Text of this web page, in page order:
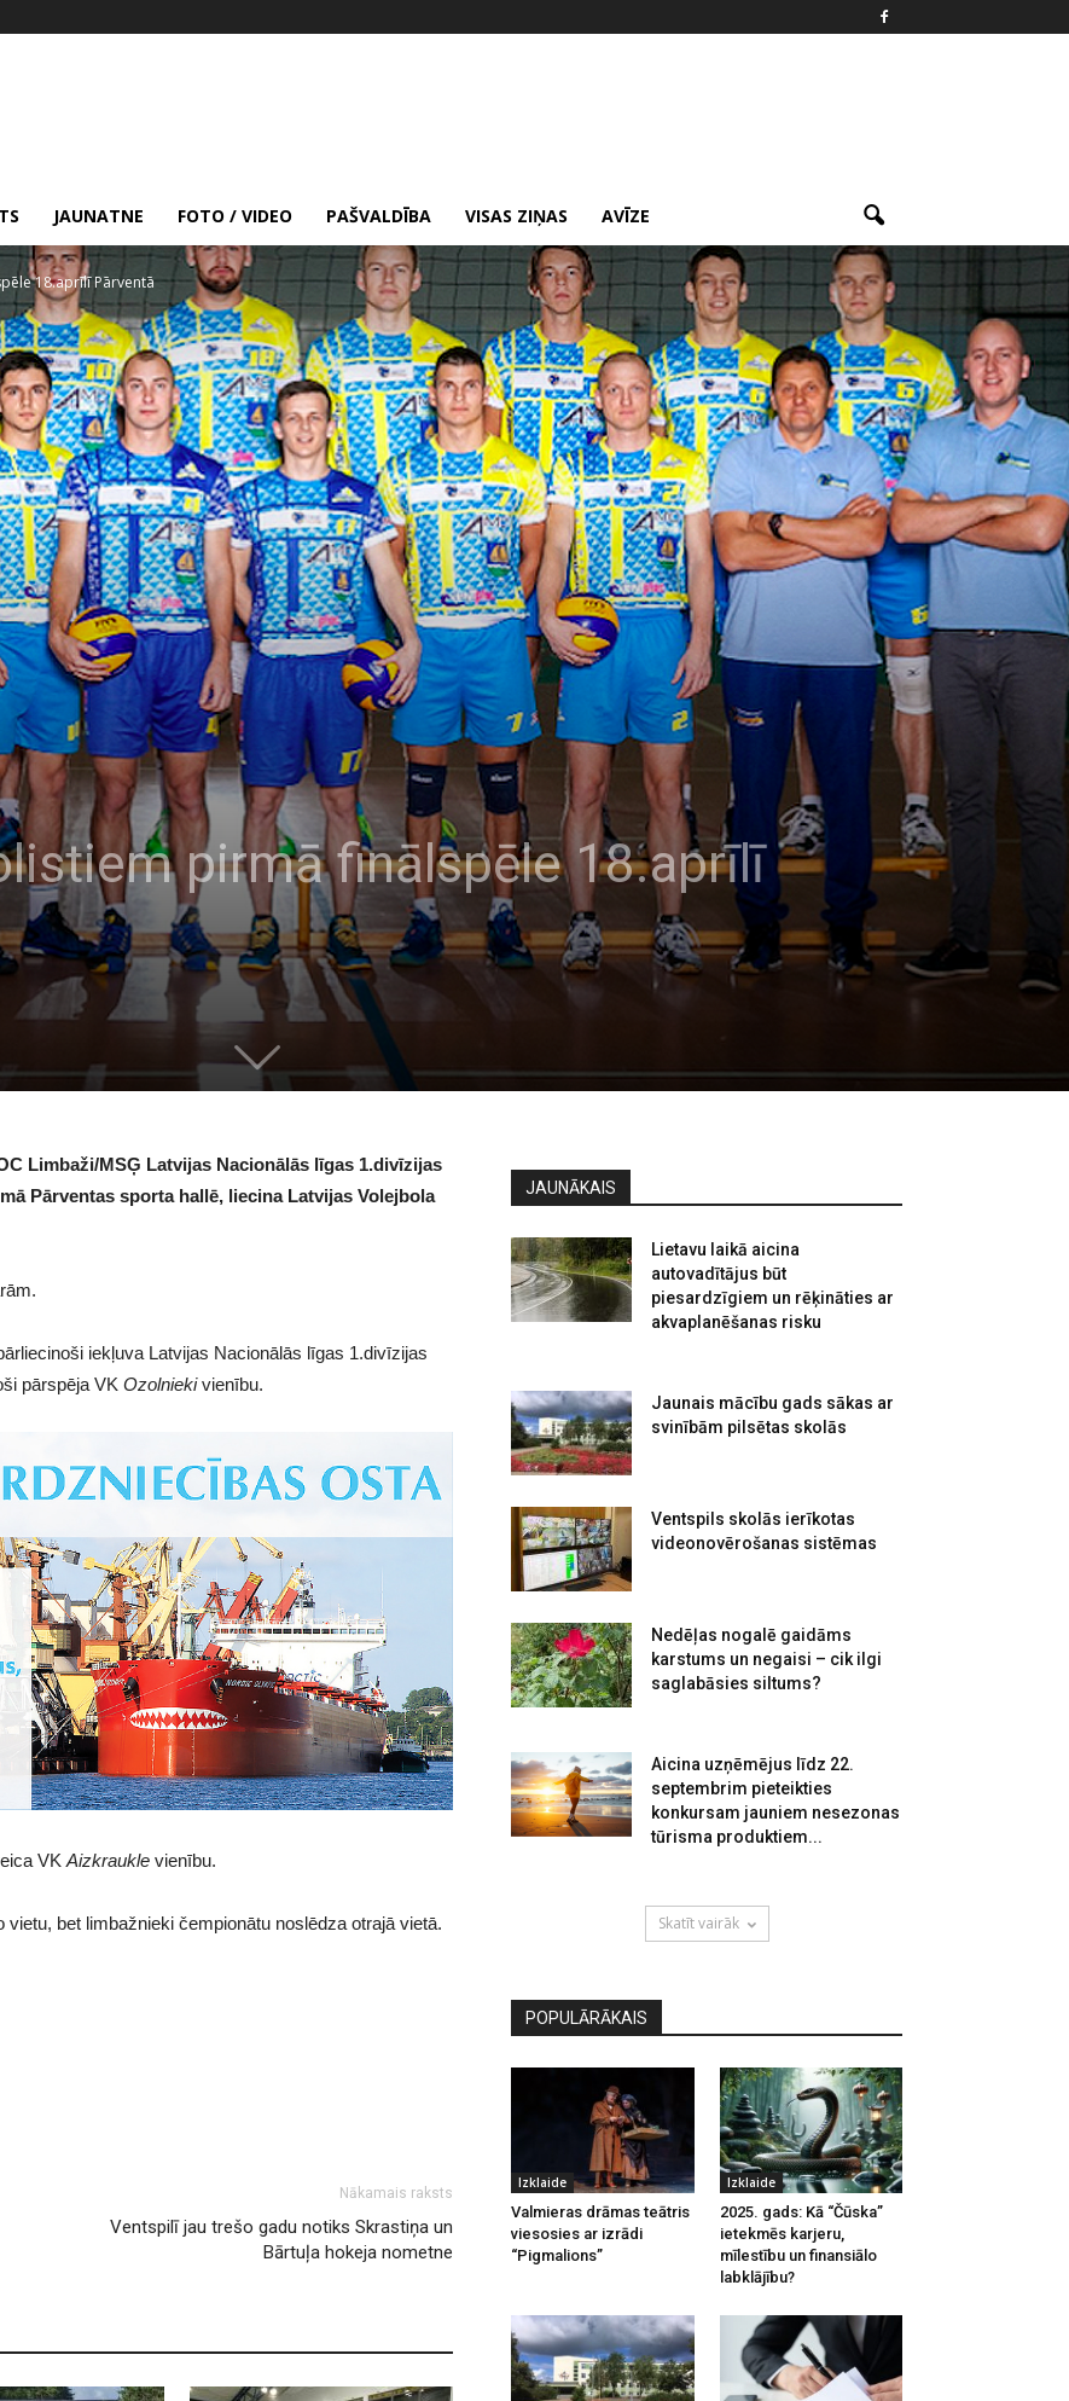
JAUNATNE FOTO / VIDEO PAŠVALDĪBA VISAS ZIŅAS AVĪZE
18.aprīlī Pārventā
pirmā finālspēle 18.aprīlī
Limbaži/MSĢ Latvijas Nacionālās līgas 1.divīzijas
Pārventas sporta hallē, liecina Latvijas Volejbola
iekļuva Latvijas Nacionālās līgas 1.divīzijas
pārspēja VK Ozolniekivienību.
VK Aizkraukle vienību.
bet limbažnieki čempionātu noslēdza otrajā vietā.
Nākamais raksts
Ventspilī jau trešo gadu notiks Skrastiņa un
Bārtuļa hokeja nometne
JAUNĀKAIS
Lietavu laikā aicina
autovadītājus būt
piesardzīgiem un rēķināties ar
akvaplanēšanas risku
Jaunais mācību gads sākas ar
svinībām pilsētas skolās
Ventspils skolās ierīkotas
videonovērošanas sistēmas
Nedēļas nogalē gaidāms
karstums un negaisi – cik ilgi
saglabāsies siltums?
Aicina uzņēmējus līdz 22.
septembrim pieteikties
konkursam jauniem nesezonas
tūrisma produktiem...
Skatīt vairāk
POPULĀRĀKAIS
Izklaide
Valmieras drāmas teātris
viesosies ar izrādi
“Pigmalions”
Izklaide
2025. gads: Kā “Čūska”
ietekmēs karjeru,
mīlestību un finansiālo
labklājību?